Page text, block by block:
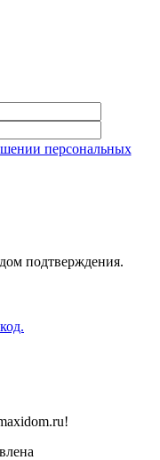
персональных
подтверждения.